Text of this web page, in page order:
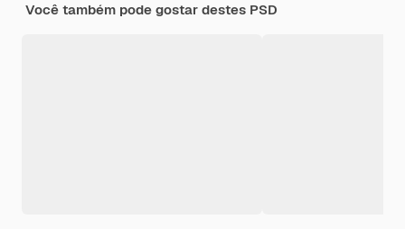
Você também pode gostar destes PSD